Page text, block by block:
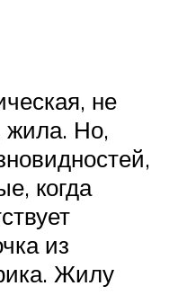
не
Но,
когда
из
Жилу